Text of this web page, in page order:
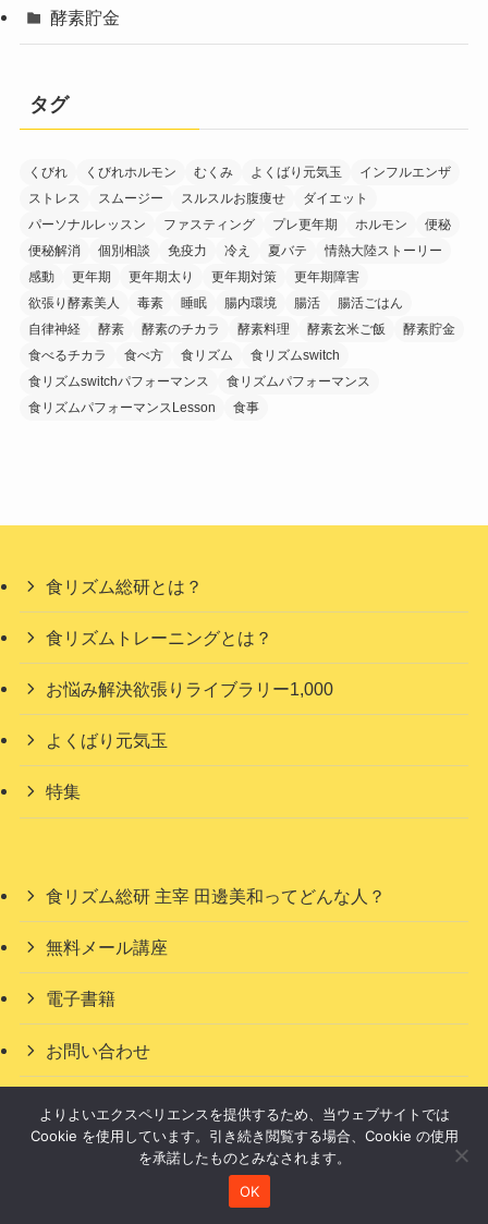
酵素貯金
タグ
くびれ くびれホルモン むくみ よくばり元気玉
インフルエンザ
ストレス
スムージー スルスルお腹痩せ
ダイエット
パーソナルレッスン
ファスティング プレ更年期 ホルモン
便秘
便秘解消
個別相談 免疫力 冷え 夏バテ
情熱大陸ストーリー
感動
更年期 更年期太り 更年期対策
更年期障害
欲張り酵素美人
毒素 睡眠 腸内環境 腸活
腸活ごはん
自律神経
酵素 酵素のチカラ 酵素料理 酵素玄米ご飯
酵素貯金
食べるチカラ
食べ方 食リズム
食リズムswitch
食リズムswitchパフォーマンス
食リズムパフォーマンス
食リズムパフォーマンスLesson
食事
食リズム総研とは？
食リズムトレーニングとは？
お悩み解決欲張りライブラリー1,000
よくばり元気玉
特集
食リズム総研 主宰 田邊美和ってどんな人？
無料メール講座
電子書籍
お問い合わせ
よりよいエクスペリエンスを提供するため、当ウェブサイトでは
Cookie を使用しています。引き続き閲覧する場合、Cookie の使用
を承諾したものとみなされます。
OK